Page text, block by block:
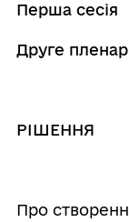
Перша сесія
Друге
РІШЕННЯ
Про